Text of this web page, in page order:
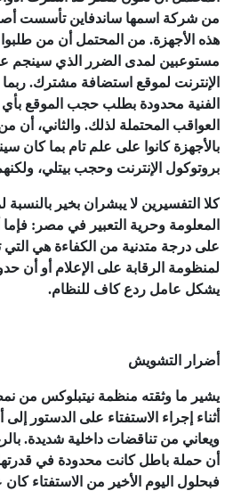
من شركة اسمها ساندفاين تأسست
هذه الأجهزة. من المحتمل أن من طلبوا
مستوعبين لمدى الضرر الذي سينجم
الإنترنت لموقع استضافة مشترك.
الفنية محدودة بطلب حجب الموقع
العواقب المحتملة لذلك. والثاني،
بالأجهزة كانوا على علم تام بما
بروتوكول الإنترنت وحجب بيتلي،
كلا التفسيرين لا يبشران بخير
المعلومة وحرية التعبير في مصر:
على درجة متدنية من الكفاءة هي التي
لمنظومة الرقابة على الإعلام أو أن
يشكل عامل ردع كاف للنظام.
أضرار التشويش
يشير ما وثقته منظمة نيتبلوكس من
أثناء إجراء الاستفتاء على الدستور
ويعاني من تناقضات داخلية شديدة.
أن حملة باطل كانت محدودة في
فبحلول اليوم الأخير من الاستفتاء